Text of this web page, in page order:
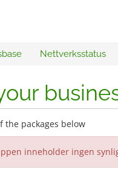
Nettverksstatus
the packages below
inneholder ingen